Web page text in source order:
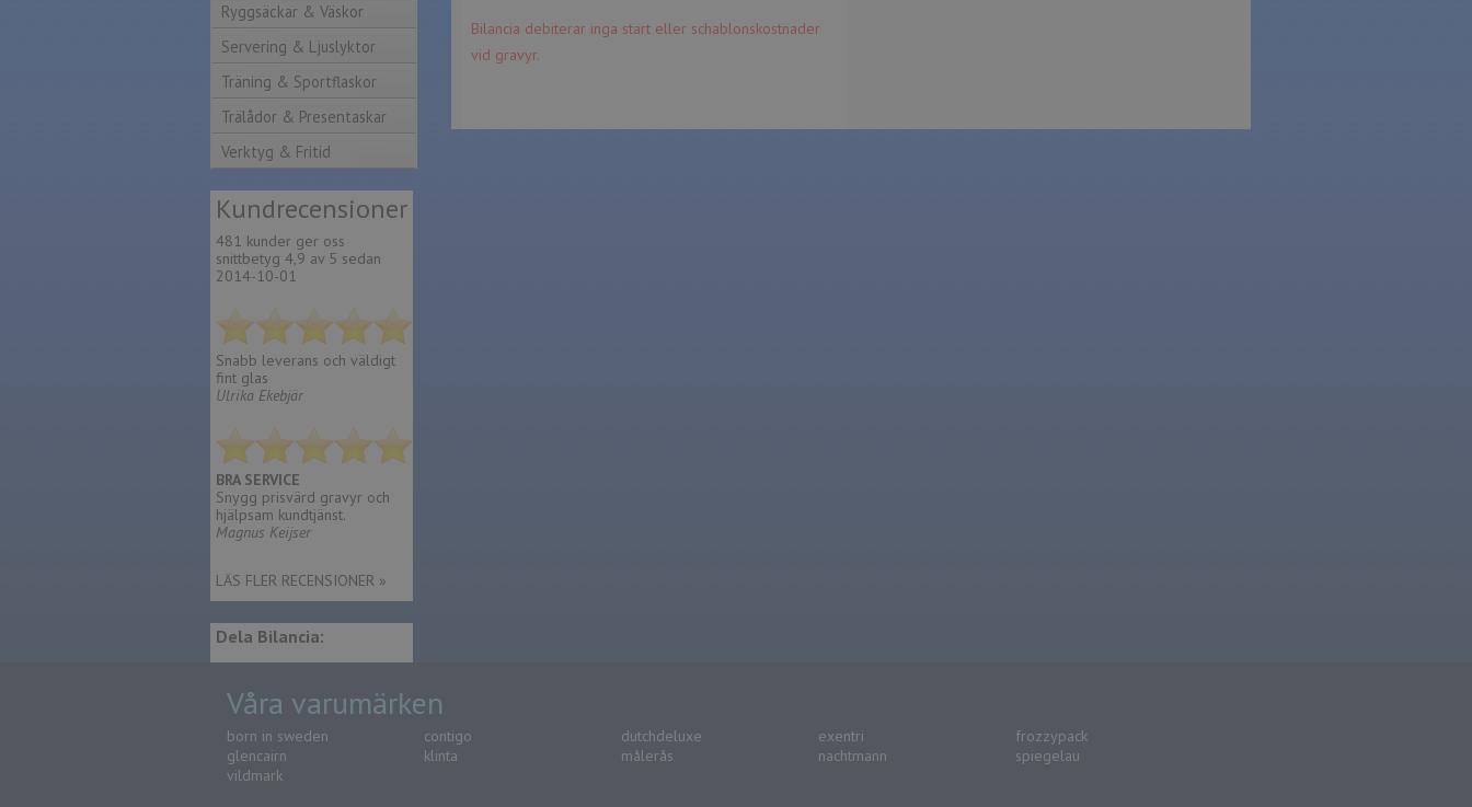
Ryggsäckar & Väskor
Servering & Ljuslyktor
Träning & Sportflaskor
Trälådor & Presentaskar
Verktyg & Fritid
Kundrecensioner
481 kunder ger oss
snittbetyg 4,9 av 5 sedan
2014-10-01
Snabb leverans och väldigt
fint glas
Ulrika Ekebjär
BRA SERVICE
Snygg prisvärd gravyr och
hjälpsam kundtjänst.
Magnus Keijser
LÄS FLER RECENSIONER »
Dela Bilancia:
Bilancia debiterar inga start eller schablonskostnader
vid gravyr.
Våra varumärken
born in sweden contigo dutchdeluxe exentri
frozzypack
glencairn
klinta målerås nachtmann
spiegelau
vildmark